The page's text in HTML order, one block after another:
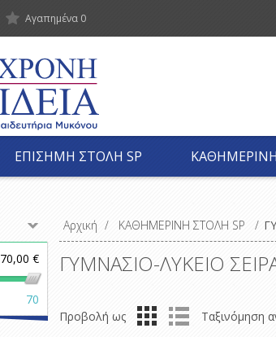
Αγαπημένα 0
ΕΠΙΣΗΜΗ ΣΤΟΛΗ SP
Αρχική / ΚΑΘΗΜΕΡΙΝΗ ΣΤΟΛΗ SP /
ΓΥΜΝΑΣΙΟ-ΛΥΚΕΙΟ
Προβολή ως Ταξινόμηση
70,00 €
70